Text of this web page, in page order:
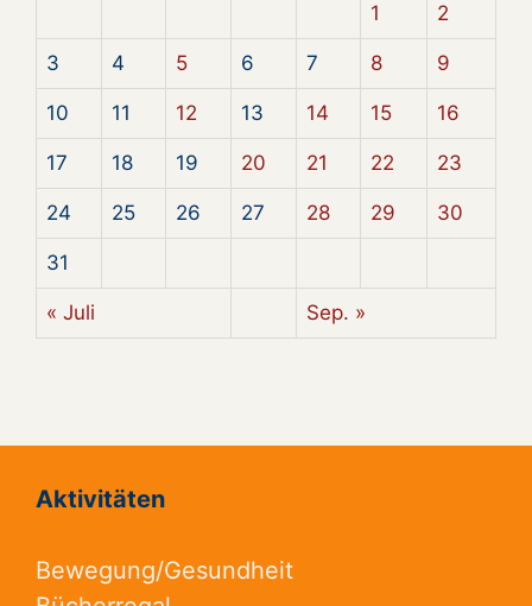
1 2
3 4 5 6 7 8 9
10 11 12 13 14 15 16
17 18 19 20 21 22 23
24 25 26 27 28 29 30
31
« Juli Sep. »
Aktivitäten
Bewegung/Gesundheit